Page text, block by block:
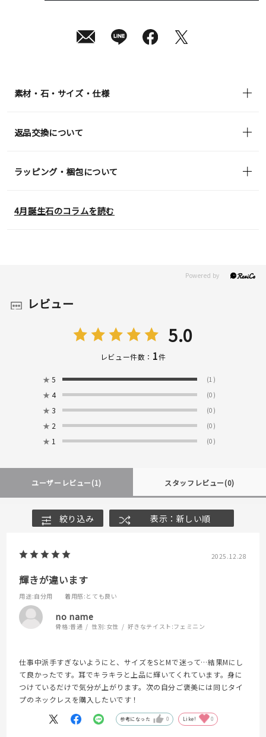
素材・石・サイズ・仕様
返品交換について
ラッピング・梱包について
4月誕生石のコラムを読む
レビュー
5.0
レビュー件数： 1件
★ 5 (1)
★ 4 (0)
★ 3 (0)
★ 2 (0)
★ 1 (0)
ユーザーレビュー(1) スタッフレビュー(0)
絞り込み 表示：新しい順
2025.12.28
輝きが違います
用途:自分用 着用感:とても良い
no name
骨格:普通 性別: 女性 好きなテイスト:フェミニン
仕事中派手すぎないようにと、サイズをSとMで迷って…結果Mにし
て良かったです。耳でキラキラと上品に輝いてくれています。身に
つけているだけで気分が上がります。次の自分ご褒美には同じタイ
プのネックレスを購入したいです！
参考になった 0 Like! 0